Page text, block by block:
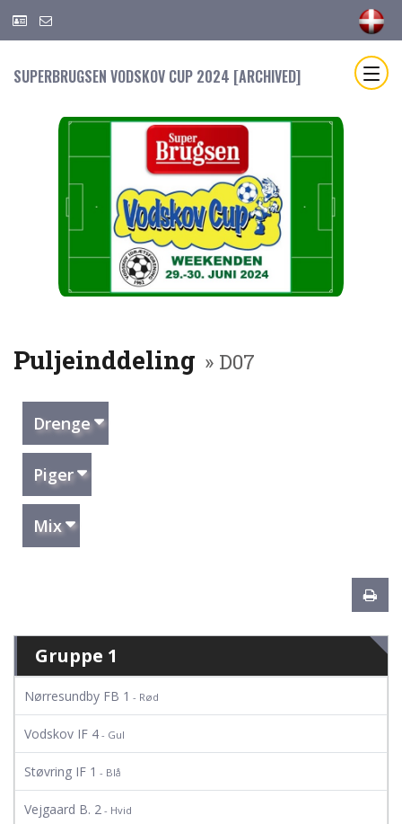
SUPERBRUGSEN VODSKOV CUP 2024 [ARCHIVED]
Puljeinddeling » D07
Drenge
Piger
Mix
Gruppe 1
Nørresundby FB 1 - Rød
Vodskov IF 4 - Gul
Støvring IF 1 - Blå
Vejgaard B. 2 - Hvid